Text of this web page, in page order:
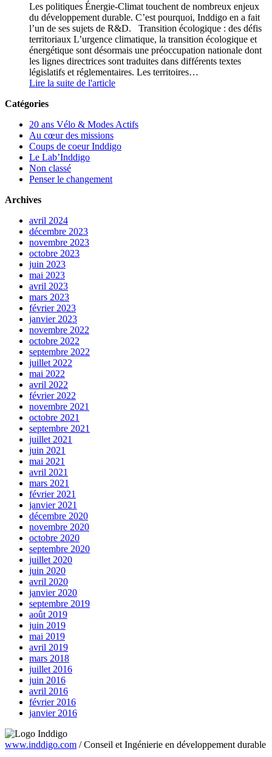
Les politiques Énergie-Climat touchent de nombreux enjeux
du développement durable. C’est pourquoi, Inddigo en a fait
l’un de ses sujets de R&D. Transition écologique : des défis
territoriaux L’urgence climatique, la transition écologique et
énergétique sont désormais une préoccupation nationale dont
les lignes directrices sont traduites dans différents textes
législatifs et réglementaires. Les territoires…
Lire la suite de l'article
Catégories
20 ans Vélo & Modes Actifs
Au cœur des missions
Coups de coeur Inddigo
Le Lab’Inddigo
Non classé
Penser le changement
Archives
avril 2024
décembre 2023
novembre 2023
octobre 2023
juin 2023
mai 2023
avril 2023
mars 2023
février 2023
janvier 2023
novembre 2022
octobre 2022
septembre 2022
juillet 2022
mai 2022
avril 2022
février 2022
novembre 2021
octobre 2021
septembre 2021
juillet 2021
juin 2021
mai 2021
avril 2021
mars 2021
février 2021
janvier 2021
décembre 2020
novembre 2020
octobre 2020
septembre 2020
juillet 2020
juin 2020
avril 2020
janvier 2020
septembre 2019
août 2019
juin 2019
mai 2019
avril 2019
mars 2018
juillet 2016
juin 2016
avril 2016
février 2016
janvier 2016
www.inddigo.com /Conseil et Ingénierie en développement durable